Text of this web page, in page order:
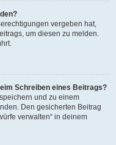
vergeben hat,
um diesen zu melden.
Schreiben eines Beitrags?
und zu einem
Den gesicherten Beitrag
verwalten“ in deinem